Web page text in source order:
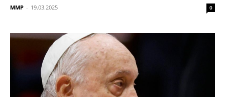
MMP - 19.03.2025 0